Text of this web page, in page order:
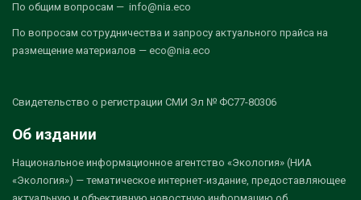
По общим вопросам — info@nia.eco
По вопросам сотрудничества и запросу актуального прайса на
размещение материалов — eco@nia.eco
Свидетельство о регистрации СМИ Эл № ФС77-80306
Об издании
Национальное информационное агентство «Экология» (НИА
«Экология») — тематическое интернет-издание, предоставляющее